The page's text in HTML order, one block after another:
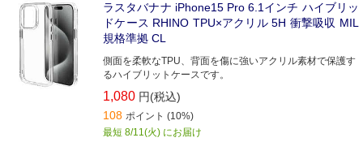
ラスタバナナ iPhone15 Pro 6.1インチ ハイブリッ
ドケース RHINO TPU×アクリル 5H 衝撃吸収 MIL
規格準拠 CL
側面を柔軟なTPU、背面を傷に強いアクリル素材で保護す
るハイブリットケースです。
1,080 円(税込)
108 ポイント (10%)
最短 8/11(火) にお届け